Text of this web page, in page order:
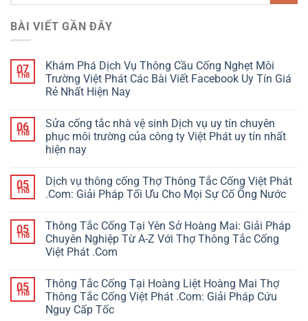
BÀI VIẾT GẦN ĐÂY
07
Th8
Khám Phá Dịch Vụ Thông Cầu Cống Nghẹt Môi
Trường Việt Phát Các Bài Viết Facebook Uy Tín Giá
Rẻ Nhất Hiện Nay
06
Th8
Sửa cống tắc nhà vệ sinh Dịch vụ uy tín chuyên
phục môi trường của công ty Việt Phát uy tín nhất
hiện nay
05
Th8
Dịch vụ thông cống Thợ Thông Tắc Cống Việt Phát
.Com: Giải Pháp Tối Ưu Cho Mọi Sự Cố Ống Nước
05
Th8
Thông Tắc Cống Tại Yên Sở Hoàng Mai: Giải Pháp
Chuyên Nghiệp Từ A-Z Với Thợ Thông Tắc Cống
Việt Phát .Com
05
Th8
Thông Tắc Cống Tại Hoàng Liệt Hoàng Mai Thợ
Thông Tắc Cống Việt Phát .Com: Giải Pháp Cứu
Nguy Cấp Tốc